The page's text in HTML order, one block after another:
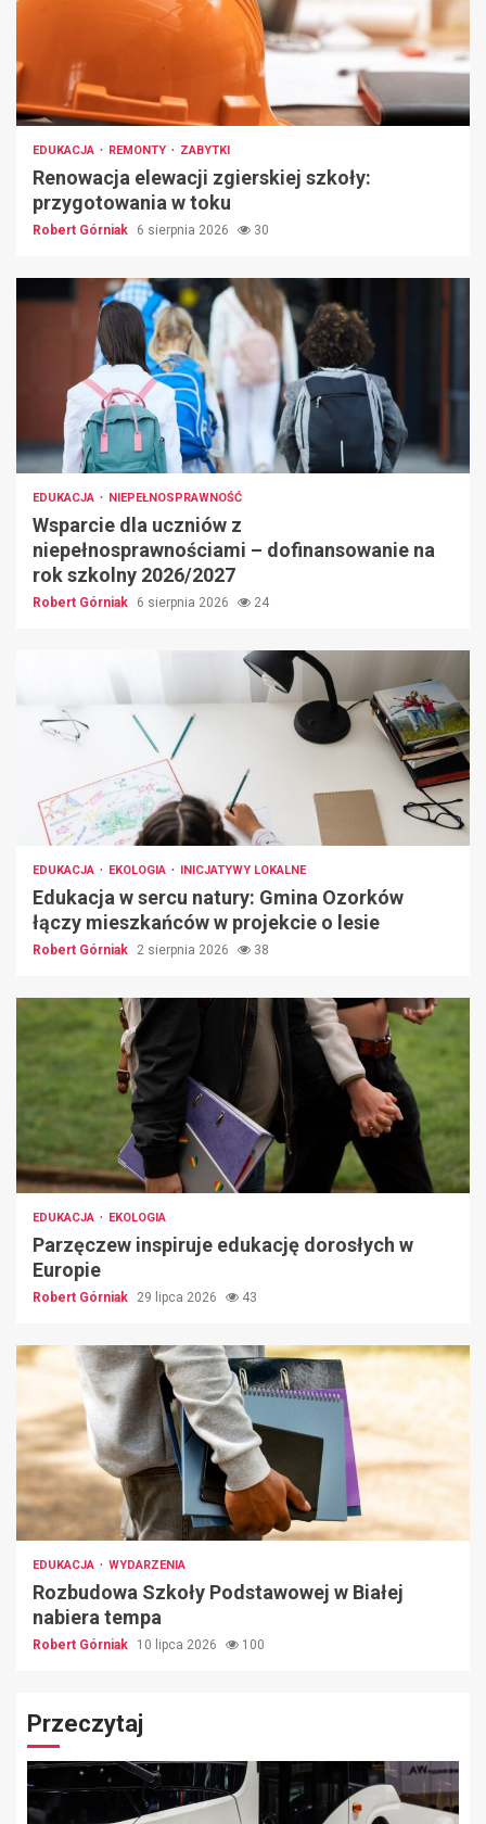
EDUKACJA REMONTY ZABYTKI
Renowacja elewacji zgierskiej szkoły:
przygotowania w toku
Robert Górniak 6 sierpnia 2026 30
EDUKACJA NIEPEŁNOSPRAWNOŚĆ
Wsparcie dla uczniów z
niepełnosprawnościami – dofinansowanie na
rok szkolny 2026/2027
Robert Górniak 6 sierpnia 2026 24
EDUKACJA EKOLOGIA INICJATYWY LOKALNE
Edukacja w sercu natury: Gmina Ozorków
łączy mieszkańców w projekcie o lesie
Robert Górniak 2 sierpnia 2026 38
EDUKACJA EKOLOGIA
Parzęczew inspiruje edukację dorosłych w
Europie
Robert Górniak 29 lipca 2026 43
EDUKACJA WYDARZENIA
Rozbudowa Szkoły Podstawowej w Białej
nabiera tempa
Robert Górniak 10 lipca 2026 100
Przeczytaj